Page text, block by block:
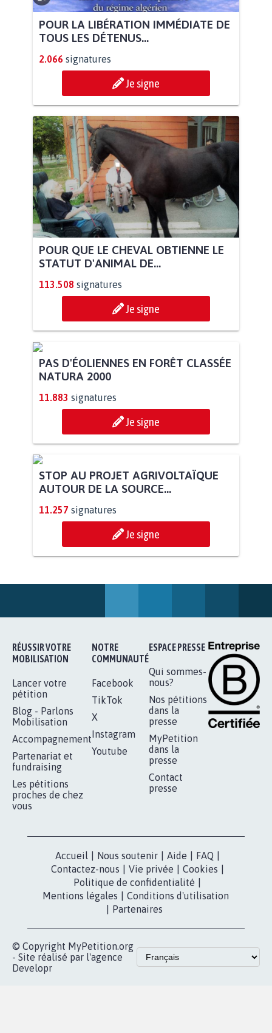
POUR LA LIBÉRATION IMMÉDIATE DE
TOUS LES DÉTENUS...
2.066 signatures
Je signe
POUR QUE LE CHEVAL OBTIENNE LE
STATUT D'ANIMAL DE...
113.508 signatures
Je signe
PAS D'ÉOLIENNES EN FORÊT CLASSÉE
NATURA 2000
11.883 signatures
Je signe
STOP AU PROJET AGRIVOLTAÏQUE
AUTOUR DE LA SOURCE...
11.257 signatures
Je signe
RÉUSSIR VOTRE
Mobilisation
Accompagnement
NOTRE
COMMUNAUTÉ
Facebook
TikTok
X
Instagram
ESPACE PRESSE
Qui sommes-
nous?
Nos pétitions
presse
MyPetition